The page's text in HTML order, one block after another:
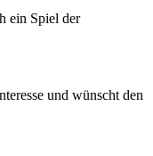
ein Spiel der
und wünscht den